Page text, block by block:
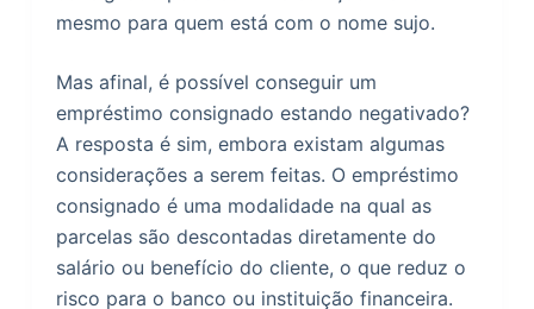
mesmo para quem está com o nome sujo.
Mas afinal, é possível conseguir um
empréstimo consignado estando negativado?
A resposta é sim, embora existam algumas
considerações a serem feitas. O empréstimo
consignado é uma modalidade na qual as
parcelas são descontadas diretamente do
salário ou benefício do cliente, o que reduz o
risco para o banco ou instituição financeira.